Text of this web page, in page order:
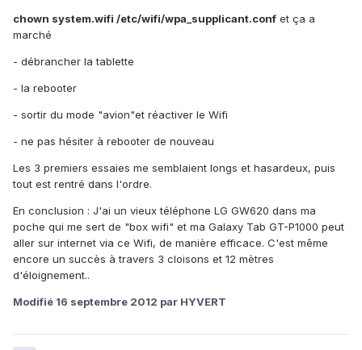
chown system.wifi /etc/wifi/wpa_supplicant.conf et ça a
marché
- débrancher la tablette
- la rebooter
- sortir du mode "avion"et réactiver le Wifi
- ne pas hésiter à rebooter de nouveau
Les 3 premiers essaies me semblaient longs et hasardeux, puis
tout est rentré dans l'ordre.
En conclusion : J'ai un vieux téléphone LG GW620 dans ma
poche qui me sert de "box wifi" et ma Galaxy Tab GT-P1000 peut
aller sur internet via ce Wifi, de manière efficace. C'est même
encore un succès à travers 3 cloisons et 12 mètres
d'éloignement..
Modifié 16 septembre 2012 par HYVERT